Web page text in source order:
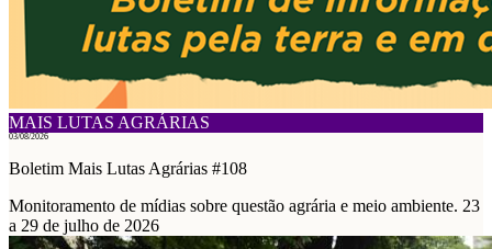
MAIS LUTAS AGRÁRIAS
03/08/2026
Boletim Mais Lutas Agrárias #108
Monitoramento de mídias sobre questão agrária e meio ambiente. 23
a 29 de julho de 2026